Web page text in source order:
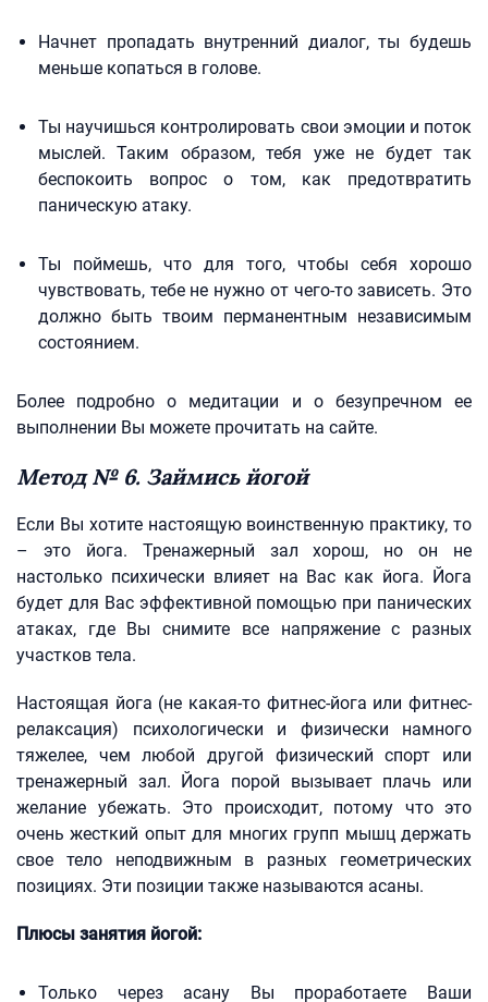
Начнет пропадать внутренний диалог, ты будешь
меньше копаться в голове.
Ты научишься контролировать свои эмоции и поток
мыслей. Таким образом, тебя уже не будет так
беспокоить вопрос о том, как предотвратить
паническую атаку.
Ты поймешь, что для того, чтобы себя хорошо
чувствовать, тебе не нужно от чего-то зависеть. Это
должно быть твоим перманентным независимым
состоянием.
Более подробно о медитации и о безупречном ее
выполнении Вы можете прочитать на сайте.
Метод № 6. Займись йогой
Если Вы хотите настоящую воинственную практику, то
– это йога. Тренажерный зал хорош, но он не
настолько психически влияет на Вас как йога. Йога
будет для Вас эффективной помощью при панических
атаках, где Вы снимите все напряжение с разных
участков тела.
Настоящая йога (не какая-то фитнес-йога или фитнес-
релаксация) психологически и физически намного
тяжелее, чем любой другой физический спорт или
тренажерный зал. Йога порой вызывает плачь или
желание убежать. Это происходит, потому что это
очень жесткий опыт для многих групп мышц держать
свое тело неподвижным в разных геометрических
позициях. Эти позиции также называются асаны.
Плюсы занятия йогой:
Только через асану Вы проработаете Ваши